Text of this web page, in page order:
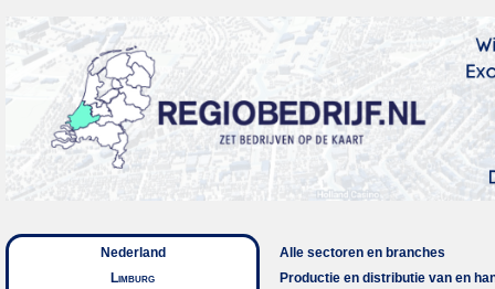
Nederland
Limburg
Alle sectoren en branches
Productie en distributie van en